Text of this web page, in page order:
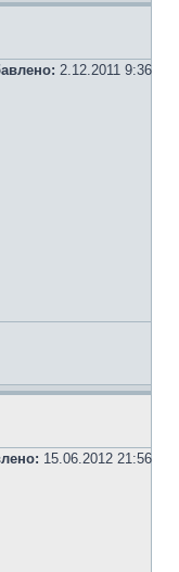
2.12.2011 9:36
15.06.2012 21:56